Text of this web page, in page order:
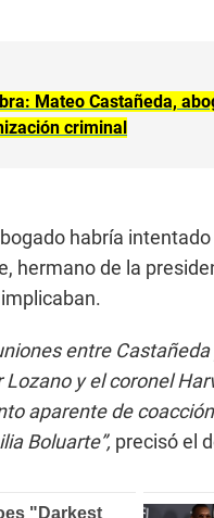
Mateo Castañeda,
criminal
habría
hermano de la
entre
y el coronel
aparente de
Boluarte”, precisó el